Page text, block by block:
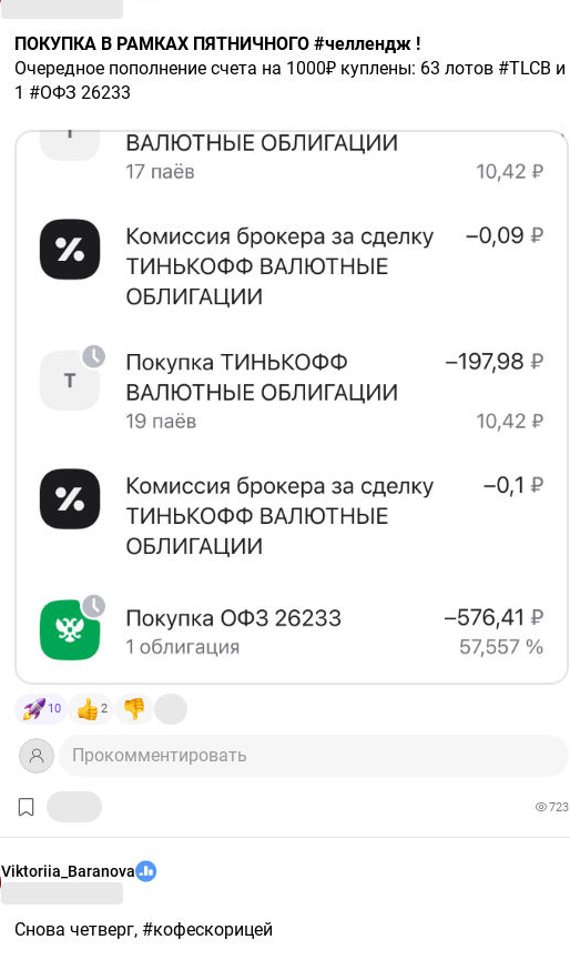
ПОКУПКА В РАМКАХ ПЯТНИЧНОГО #челлендж !
Очередное пополнение счета на 1000₽ куплены: 63 лотов #TLCB и
1 #ОФЗ 26233
По валютной пропорции 50/50 цель достигнута, теперь задача
поддерживать соотношение.
Портфель собрали так, что каждый месяц будет приходить
купонная зарплата.
#облигации
консервативную стратегию &Вечный_купон в $T
За чет валютных облигации доходность лучше рынка,
подключайтесь 👇
#инвестирую_публично #рутинаинвестора
Актуальный состав и аналитика тут 👇
income.com/public/portfolios/sclzmpvaermasjtwrbhy
Сегодняшняя сделка только отсутствует еще, но вы итак ее
видите)
Подключить себе аналитический сервис от Сноуболл по моей
реферальной ссылке. Вам удобно, а мне приятный бонус!) ​
https://snowball-income.com/register/viktoriia_makemoney
10 2
Прокомментировать
723
Viktoriia_Baranova
Снова четверг, #кофескорицей